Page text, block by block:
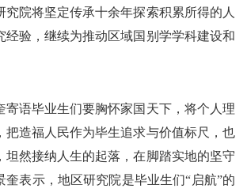
究院将坚定传承十余年探索积累所得的人
经验，继续为推动区域国别学学科建设和
寄语毕业生们要胸怀家国天下，将个人理
把造福人民作为毕生追求与价值标尺，也
坦然接纳人生的起落，在脚踏实地的坚守
奎表示，地区研究院是毕业生们“启航”的